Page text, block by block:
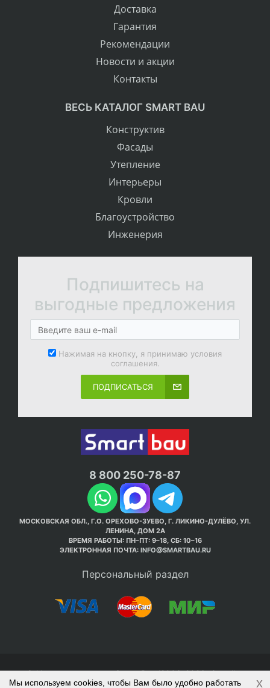
Доставка
Гарантия
Рекомендации
Новости и акции
Контакты
ВЕСЬ КАТАЛОГ SMART BAU
Конструктив
Фасады
Утепление
Интерьеры
Кровли
Благоустройство
Инженерия
Подпишитесь на
выгодные предложения
Нажимая на кнопку, я принимаю условия
соглашения.
ПОДПИСАТЬСЯ
8 800 250-78-87
МОСКОВСКАЯ ОБЛ., Г.О. ОРЕХОВО-ЗУЕВО, Г. ЛИКИНО-ДУЛЁВО, УЛ.
ЛЕНИНА, ДОМ 2А
ВРЕМЯ РАБОТЫ: ПН–ПТ: 9–18, СБ: 10–16
ЭЛЕКТРОННАЯ ПОЧТА: INFO@SMARTBAU.RU
Персональный раздел
© Интернет-магазин Smart Bau ’2003-2026. Стройте
правильно с 1-го раза.
Мы используем cookies, чтобы Вам было удобно работать x